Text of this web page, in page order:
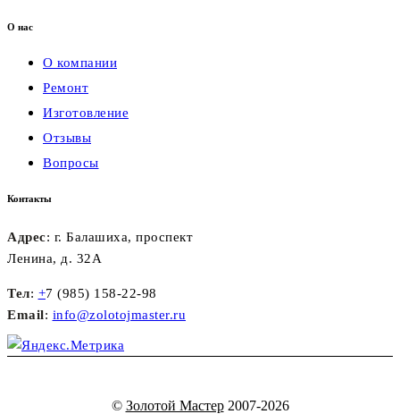
О нас
О компании
Ремонт
Изготовление
Отзывы
Вопросы
Контакты
Адрес: г. Балашиха, проспект
Ленина, д. 32А
Тел: +7 (985) 158-22-98
Email: info@zolotojmaster.ru
© Золотой Мастер2007-2026